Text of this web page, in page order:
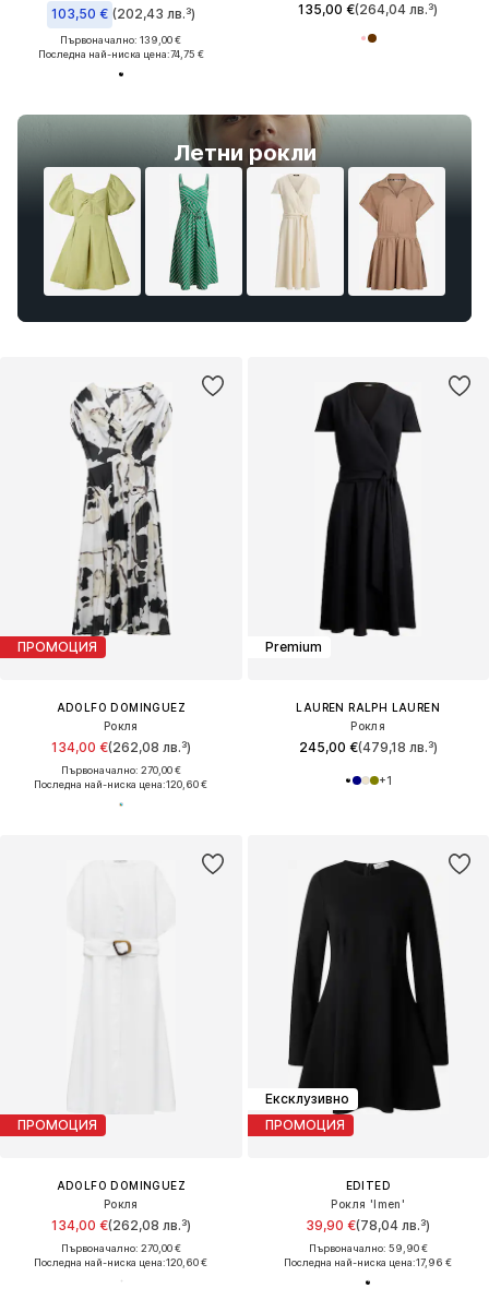
103,50 € (202,43 лв.³)
Първоначално: 139,00 €
Последна най-ниска цена:74,75 €
Летни рокли
135,00 €(264,04 лв.³)
ПРОМОЦИЯ
ADOLFO DOMINGUEZ
Рокля
134,00 €(262,08 лв.³)
Първоначално: 270,00 €
Последна най-ниска цена:120,60 €
Premium
LAUREN RALPH LAUREN
Рокля
245,00 €(479,18 лв.³)
+1
ПРОМОЦИЯ
ADOLFO DOMINGUEZ
Рокля
134,00 €(262,08 лв.³)
Първоначално: 270,00 €
Последна най-ниска цена:120,60 €
Ексклузивно
ПРОМОЦИЯ
EDITED
Рокля 'Imen'
39,90 €(78,04 лв.³)
Първоначално: 59,90 €
Последна най-ниска цена:17,96 €